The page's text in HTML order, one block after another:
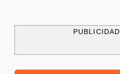
PUBLICIDAD